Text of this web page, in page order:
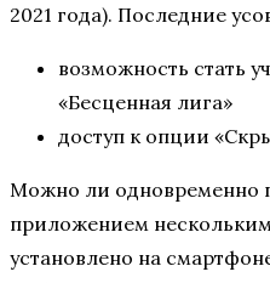
2021 года). Последние
возможность стать
«Бесценная лига»
доступ к опции
Можно ли одновременно
приложением
установлено на